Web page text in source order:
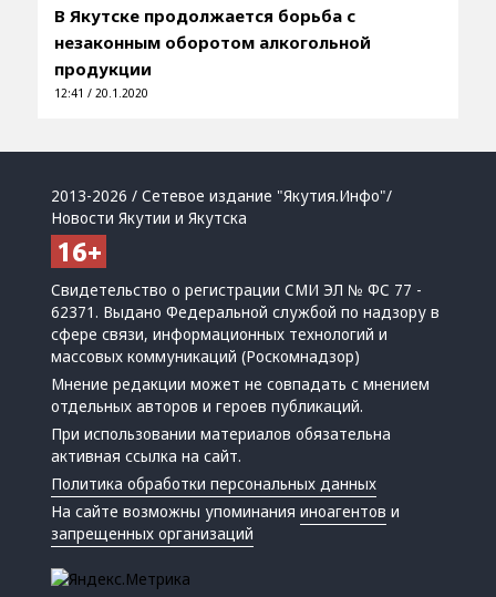
В Якутске продолжается борьба с
незаконным оборотом алкогольной
продукции
12:41 / 20.1.2020
2013-2026 / Сетевое издание "Якутия.Инфо"/
Новости Якутии и Якутска
Свидетельство о регистрации СМИ ЭЛ № ФС 77 -
62371. Выдано Федеральной службой по надзору в
сфере связи, информационных технологий и
массовых коммуникаций (Роскомнадзор)
Мнение редакции может не совпадать с мнением
отдельных авторов и героев публикаций.
При использовании материалов обязательна
активная ссылка на сайт.
Политика обработки персональных данных
На сайте возможны упоминанияиноагентов и
запрещенных организаций